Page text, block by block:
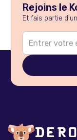
Rejoins le
Et fais partie